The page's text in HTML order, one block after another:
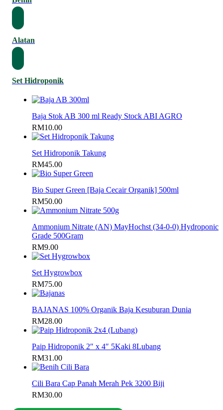
Alatan
Set Hidroponik
Baja Stok AB 300 ml Ready Stock ABI AGRO
RM10.00
Set Hidroponik Takung
RM45.00
Bio Super Green [Baja Cecair Organik] 500ml
RM50.00
Ammonium Nitrate (AN) MayHochst (34-0-0) Hydroponic
Grade 500Gram
RM9.00
Set Hygrowbox
RM75.00
BAJANAS 100% Organik Baja Kesuburan Dunia
RM28.00
Paip Hidroponik 2″ x 4″ 5Kaki 8Lubang
RM31.00
Cili Bara Cap Panah Merah Pek 3200 Biji
RM30.00